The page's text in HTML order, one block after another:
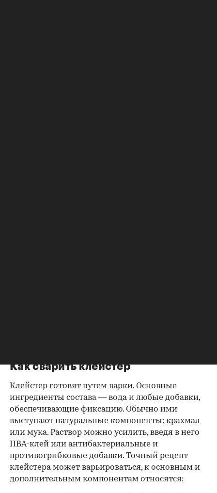
Как сварить клейстер
Клейстер готовят путем варки. Основные
ингредиенты состава — вода и любые добавки,
обеспечивающие фиксацию. Обычно ими
выступают натуральные компоненты: крахмал
или мука. Раствор можно усилить, введя в него
ПВА-клей или антибактериальные и
противогрибковые добавки. Точный рецепт
клейстера может варьироваться, к основным и
дополнительным компонентам относятся: